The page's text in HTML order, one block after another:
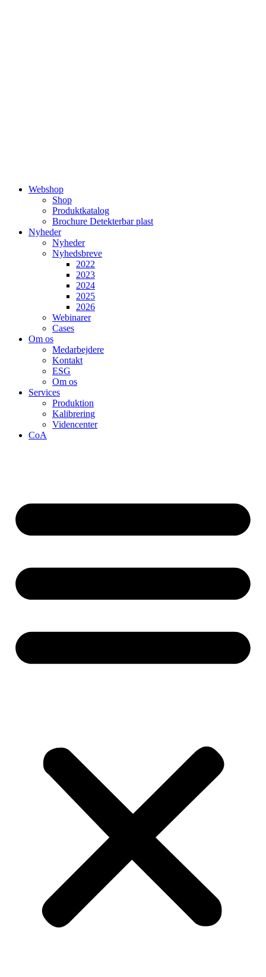
Webshop
Shop
Produktkatalog
Brochure Detekterbar plast
Nyheder
Nyheder
Nyhedsbreve
2022
2023
2024
2025
2026
Webinarer
Cases
Om os
Medarbejdere
Kontakt
ESG
Om os
Services
Produktion
Kalibrering
Videncenter
CoA